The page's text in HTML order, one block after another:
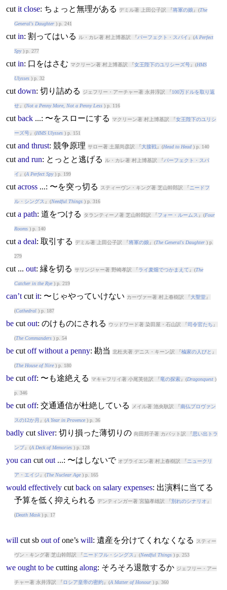
cut it close: ちょっと無理がある デミル著 上田公子訳 『将軍の娘 』(The
General's Daughter) p. 241
cut in: 割ってはいる ル・カレ著 村上博基訳 『パーフェクト・スパイ 』(A Perfect
Spy) p. 277
cut in: 口をはさむ マクリーン著 村上博基訳 『女王陛下のユリシーズ号』(HMS
Ulysses) p. 32
cut down: 切り詰める ジェフリー・アーチャー著 永井淳訳 『 100万ドルを取り返
せ』(Not a Penny More, Not a Penny Less) p. 116
cut back...: 〜をスローにする マクリーン著 村上博基訳 『女王陛下のユリシ
ーズ号』(HMS Ulysses) p. 151
cut and thrust: 競争原理 サロー著 土屋尚彦訳 『 大接戦』(Head to Head) p. 140
cut and run: とっとと逃げる ル・カレ著 村上博基訳 『パーフェクト・スパ
イ 』(A Perfect Spy) p. 199
cut across...: 〜を突っ切る スティーヴン・キング著 芝山幹郎訳 『 ニードフ
ル・シングス 』(Needful Things) p. 316
cut a path: 道をつける タランティーノ著 芝山幹郎訳 『 フォー・ルームス 』(Four
Rooms) p. 140
cut a deal: 取引する デミル著 上田公子訳 『将軍の娘 』(The General's Daughter) p.
279
cut... out: 縁を切る サリンジャー著 野崎孝訳 『 ライ麦畑でつかまえて 』(The
Catcher in the Rye) p. 219
can’t cut it: 〜じゃやっていけない カーヴァー著 村上春樹訳 『 大聖堂』
(Cathedral) p. 187
be cut out: のけものにされる ウッドワード著 染田屋・石山訳 『司令官たち 』
(The Commanders) p. 54
be cut off without a penny: 勘当 北杜夫著 デニス・キーン訳 『楡家の人びと 』
(The House of Nire) p. 180
be cut off: 〜も途絶える マキャフリイ著 小尾芙佐訳 『竜の探索』(Dragonquest)
p. 346
be cut off: 交通通信が杜絶している メイル著 池央耿訳 『南仏プロヴァン
スの12か月 』(A Year in Provence) p. 36
badly cut sliver: 切り損った薄切りの 向田邦子著 カバット訳 『思い出トラ
ンプ』(A Deck of Memories) p. 128
you can cut out...: 〜はしないで オブライエン著 村上春樹訳 『 ニュークリ
ア・エイジ 』(The Nuclear Age) p. 165
would effectively cut back on salary expenses: 出演料に当てる
予算を低く抑えられる
デンティンガー著 宮脇孝雄訳 『 別れのシナリオ 』
(Death Mask) p. 17
will cutsb out ofone’s will: 遺産を分けてくれなくなる スティー
ヴン・キング著 芝山幹郎訳 『 ニードフル・シングス 』(Needful Things) p. 253
we ought to be cutting along: そろそろ退散するか ジェフリー・アー
チャー著 永井淳訳 『 ロシア皇帝の密約』(A Matter of Honour) p. 360